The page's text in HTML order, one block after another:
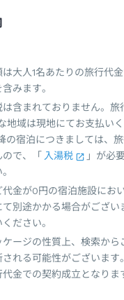
大人1名あたりの旅行代
みます。
含まれておりません。旅
地域は現地にてお支払いく
の宿泊につきましては、
で、「 入湯税
」が必
金が0円の宿泊施設にお
て別途かかる場合がござ
ださい。
ージの性質上、検索から
れる可能性がございます
金での契約成立となりま